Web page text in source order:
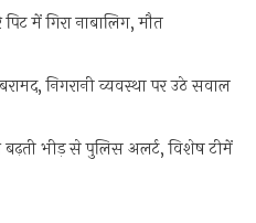
में गिरा नाबालिग, मौत
निगरानी व्यवस्था पर उठे सवाल
भीड़ से पुलिस अलर्ट, विशेष टीमें